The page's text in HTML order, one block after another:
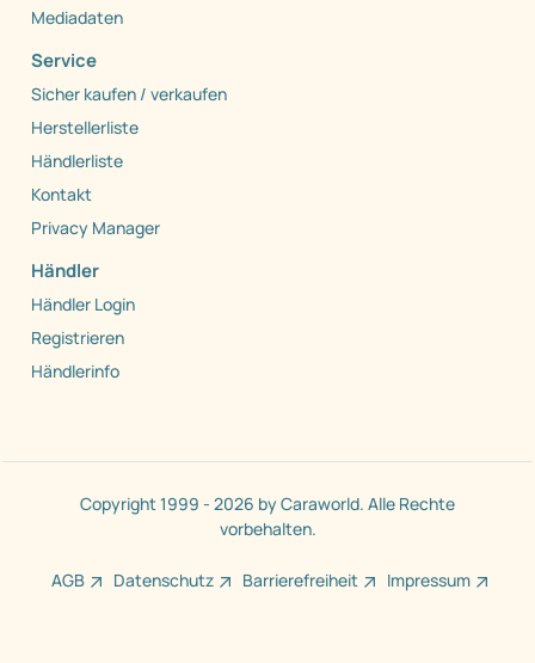
Mediadaten
Service
Sicher kaufen / verkaufen
Herstellerliste
Händlerliste
Kontakt
Privacy Manager
Händler
Händler Login
Registrieren
Händlerinfo
Copyright 1999 - 2026 by Caraworld. Alle Rechte
vorbehalten.
AGB Datenschutz Barrierefreiheit Impressum